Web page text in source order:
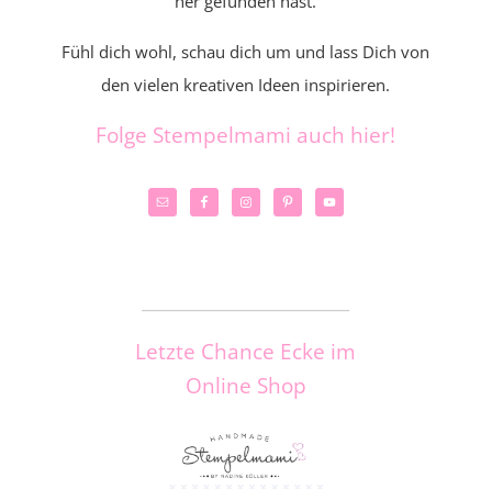
Fühl dich wohl, schau dich um und lass Dich von
den vielen kreativen Ideen inspirieren.
Folge Stempelmami auch hier!
Letzte Chance Ecke im
Online Shop